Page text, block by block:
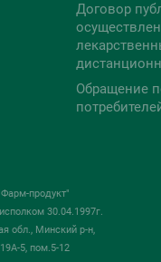
Договор
Обращение
продукт"
30.04.1997г.
обл., Минский р-н,
5, пом.5-12